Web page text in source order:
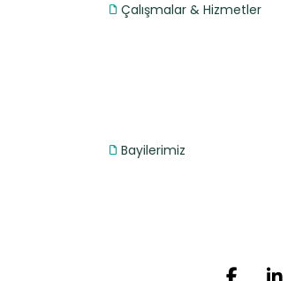
Çalışmalar & Hizmetler
Bayilerimiz